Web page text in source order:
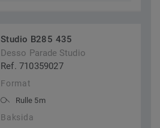
Studio B285 435
Desso Parade Studio
Ref. 710359027
Format
Rulle 5m
Baksida